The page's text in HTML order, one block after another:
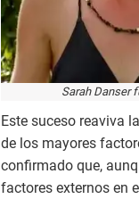
Sarah Danser
Este suceso reaviva
de los mayores
confirmado que,
factores externos en